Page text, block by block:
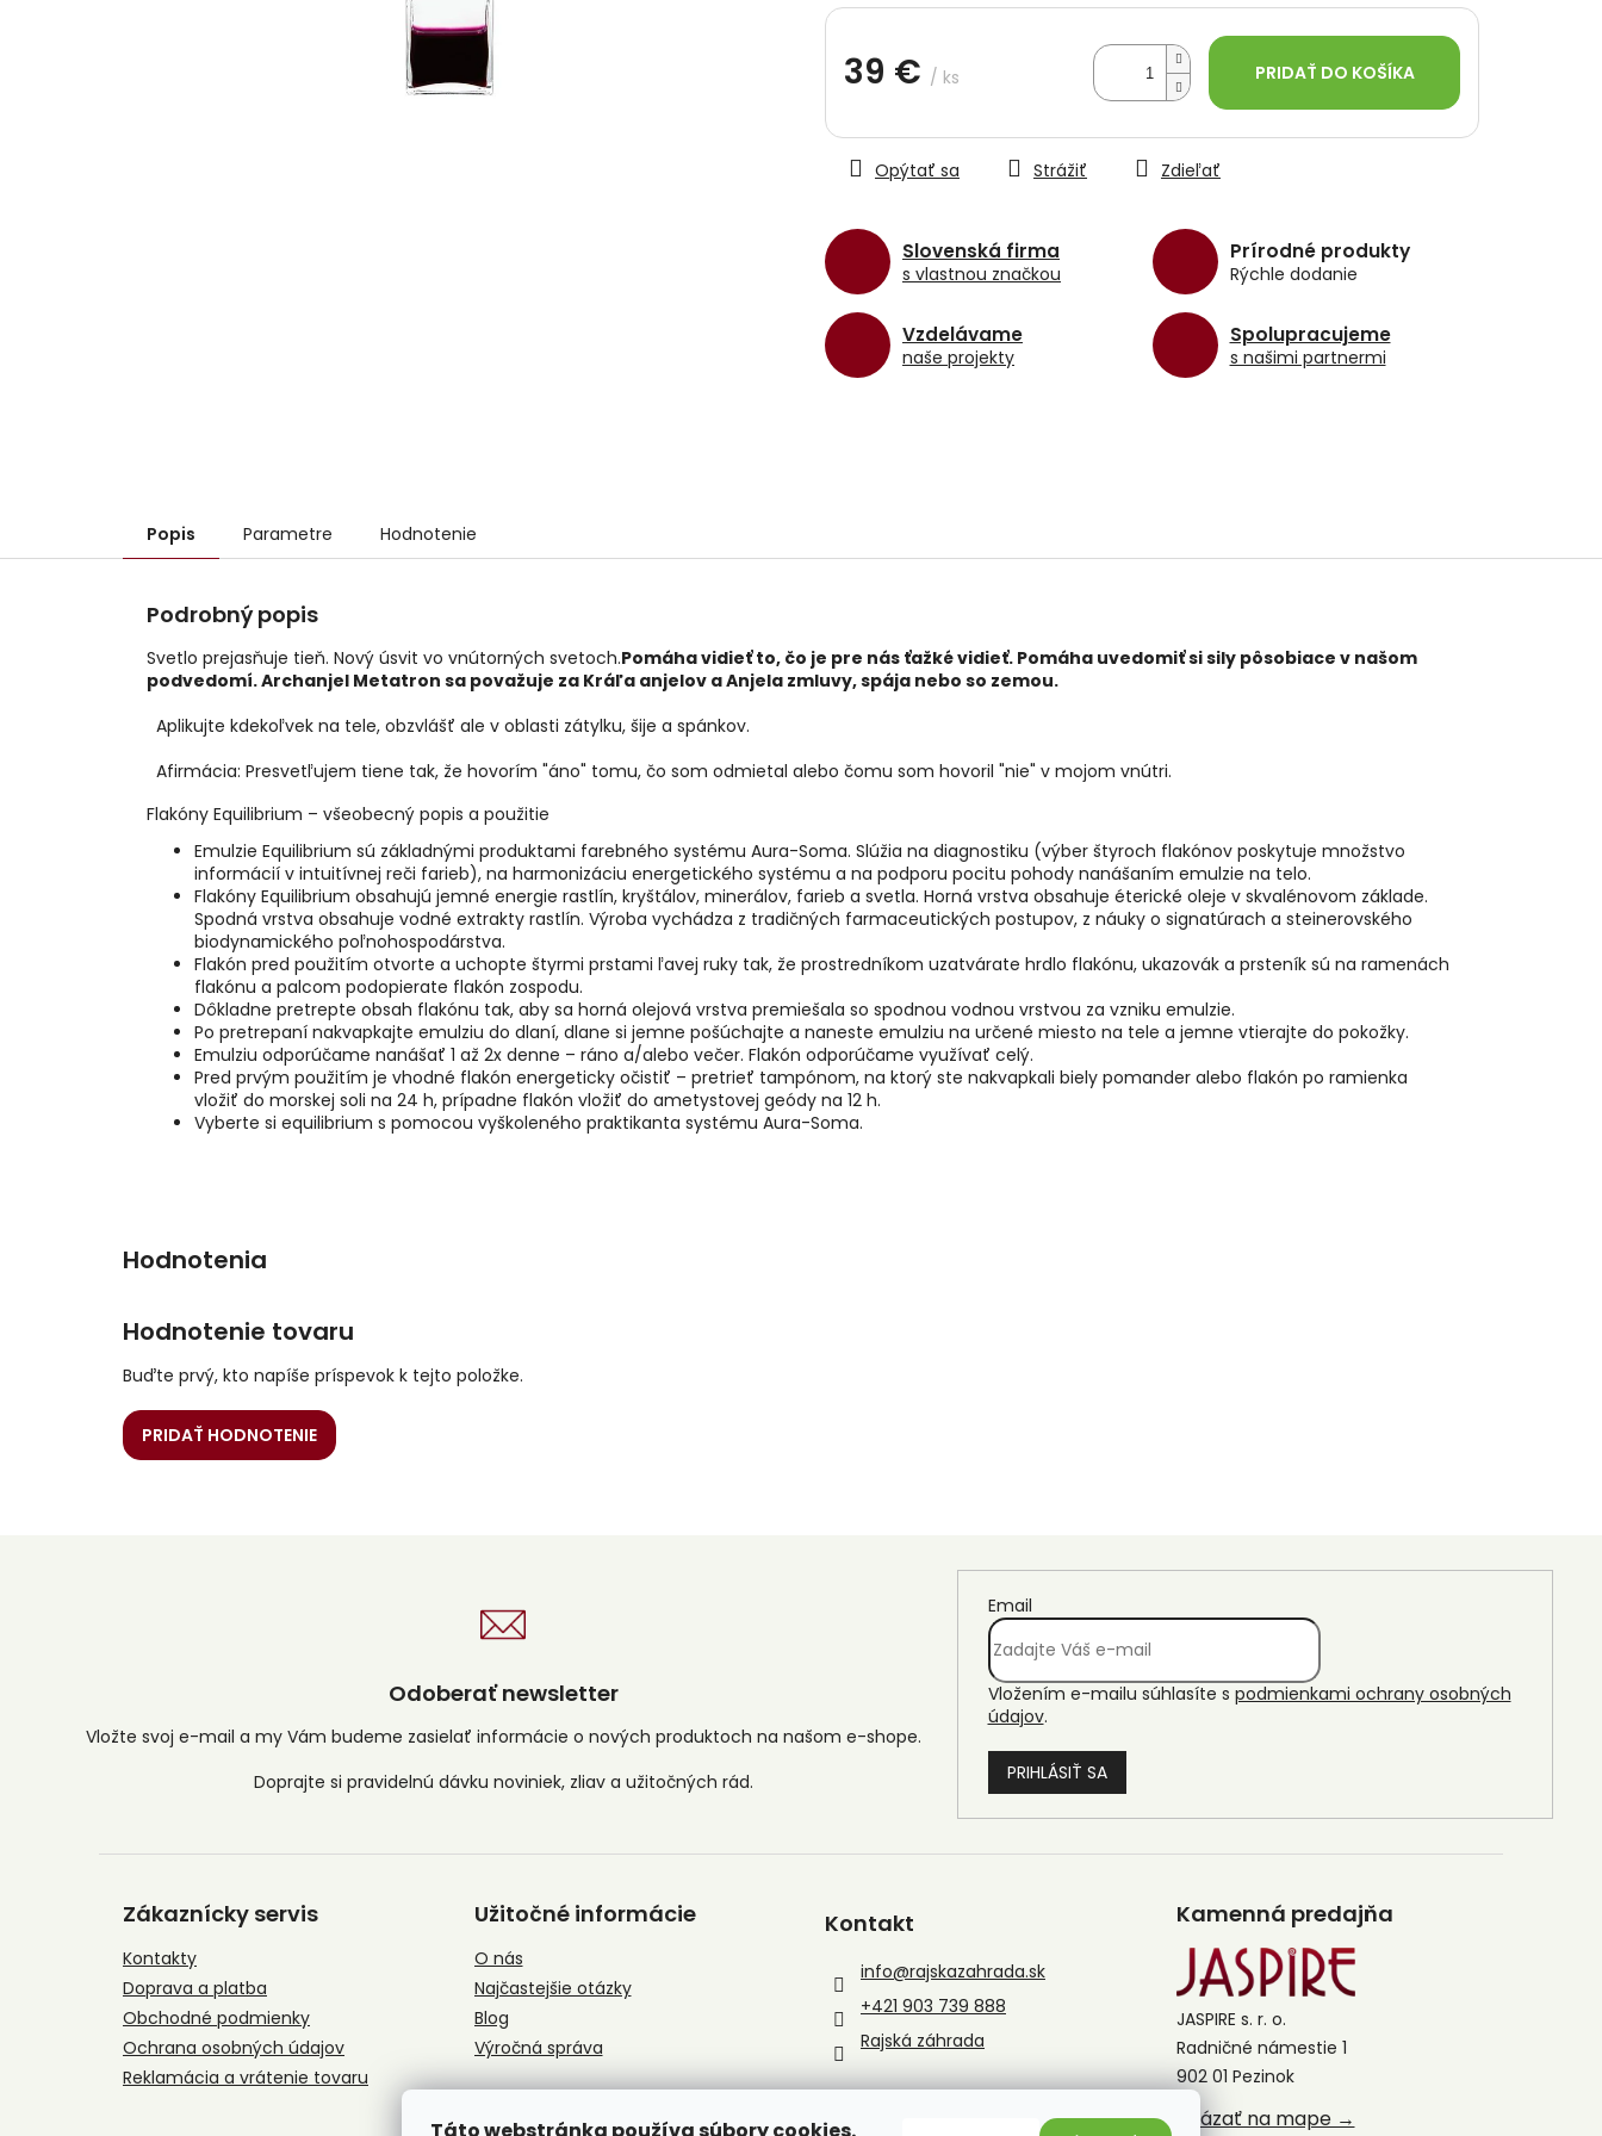
39 € / ks
cena:
PRIDAŤ DO KOŠÍKA
Slovenská firma
s vlastnou značkou
Prírodné produkty
Rýchle dodanie
Vzdelávame
naše projekty
Spolupracujeme
s našimi partnermi
Opýtať sa Strážiť Zdieľať
hviezdičiek.
Popis Parametre Hodnotenie
Podrobný popis
Svetlo prejasňuje tieň. Nový úsvit vo vnútorných svetoch.Pomáha vidieť to, čo je pre nás ťažké vidieť. Pomáha uvedomiť si sily pôsobiace v našom
podvedomí. Archanjel Metatron sa považuje za Kráľa anjelov a Anjela zmluvy, spája nebo so zemou.
Aplikujte kdekoľvek na tele, obzvlášť ale v oblasti zátylku, šije a spánkov.
Afirmácia: Presvetľujem tiene tak, že hovorím "áno" tomu, čo som odmietal alebo čomu som hovoril "nie" v mojom vnútri.
Flakóny Equilibrium – všeobecný popis a použitie
Emulzie Equilibrium sú základnými produktami farebného systému Aura-Soma. Slúžia na diagnostiku (výber štyroch flakónov poskytuje množstvo
informácií v intuitívnej reči farieb), na harmonizáciu energetického systému a na podporu pocitu pohody nanášaním emulzie na telo.
Flakóny Equilibrium obsahujú jemné energie rastlín, kryštálov, minerálov, farieb a svetla. Horná vrstva obsahuje éterické oleje v skvalénovom základe.
Spodná vrstva obsahuje vodné extrakty rastlín. Výroba vychádza z tradičných farmaceutických postupov, z náuky o signatúrach a steinerovského
biodynamického poľnohospodárstva.
Flakón pred použitím otvorte a uchopte štyrmi prstami ľavej ruky tak, že prostredníkom uzatvárate hrdlo flakónu, ukazovák a prsteník sú na ramenách
flakónu a palcom podopierate flakón zospodu.
Dôkladne pretrepte obsah flakónu tak, aby sa horná olejová vrstva premiešala so spodnou vodnou vrstvou za vzniku emulzie.
Po pretrepaní nakvapkajte emulziu do dlaní, dlane si jemne pošúchajte a naneste emulziu na určené miesto na tele a jemne vtierajte do pokožky.
Emulziu odporúčame nanášať 1 až 2x denne – ráno a/alebo večer. Flakón odporúčame využívať celý.
Pred prvým použitím je vhodné flakón energeticky očistiť – pretrieť tampónom, na ktorý ste nakvapkali biely pomander alebo flakón po ramienka
vložiť do morskej soli na 24 h, prípadne flakón vložiť do ametystovej geódy na 12 h.
Vyberte si equilibrium s pomocou vyškoleného praktikanta systému Aura-Soma.
Hodnotenie tovaru
Buďte prvý, kto napíše príspevok k tejto položke.
PRIDAŤ HODNOTENIE
Odoberať newsletter
Vložte svoj e-mail a my Vám budeme zasielať informácie o nových produktoch na našom e-shope.
Email
Vložením e-mailu súhlasíte s podmienkami ochrany osobných
údajov.
PRIHLÁSIŤ SA
Zákaznícky servis
Kontakty
Doprava a platba
Obchodné podmienky
Ochrana osobných údajov
Reklamácia a vrátenie tovaru
Užitočné informácie
O nás
Najčastejšie otázky
Blog
Výročná správa
Kontakt
info@rajskazahrada.sk
+421 903 739 888
Rajská záhrada
Kamenná predajňa
JASPIRE s. r. o.
Radničné námestie 1
902 01 Pezinok
Ukázať na mape →